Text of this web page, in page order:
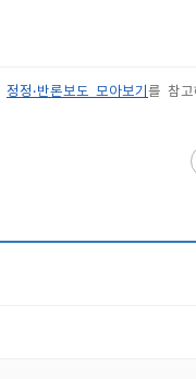
정정·반론보도 모아보기 를 참